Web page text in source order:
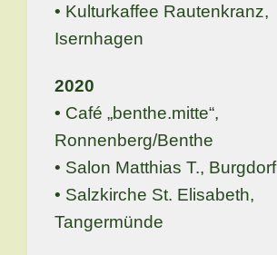
• Kulturkaffee Rautenkranz,
Isernhagen
2020
• Café „benthe.mitte“,
Ronnenberg/Benthe
• Salon Matthias T., Burgdorf
• Salzkirche St. Elisabeth,
Tangermünde